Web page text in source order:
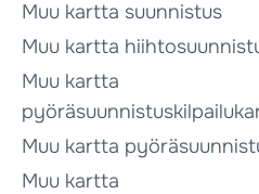
Muu kartta suunnistus
Muu kartta
Muu kartta
Muu kartta
Muu kartta